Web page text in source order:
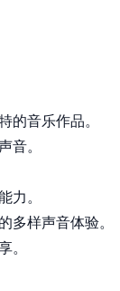
的音乐作品。
音。
力。
多样声音体验。
。